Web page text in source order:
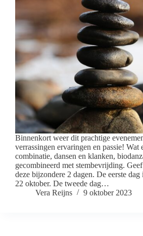
Binnenkort weer dit prachtige
verrassingen ervaringen en passie! Wat
combinatie, dansen en klanken,
gecombineerd met stembevrijding.
deze bijzondere 2 dagen. De eerste dag
22 oktober. De tweede dag…
Vera Reijns
9 oktober 2023